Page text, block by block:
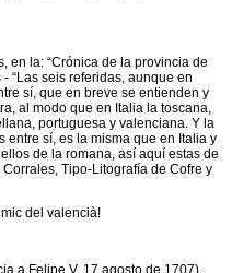
en la: “Crónica de la provincia de
“Las seis referidas, aunque en
sí, que en breve se entienden y
al modo que en Italia la toscana,
portuguesa y valenciana. Y la
entre sí, es la misma que en Italia y
de la romana, así aquí estas de
Tipo-Litografía de Cofre y
del valencià!
a Felipe V, 17 agosto de 1707).